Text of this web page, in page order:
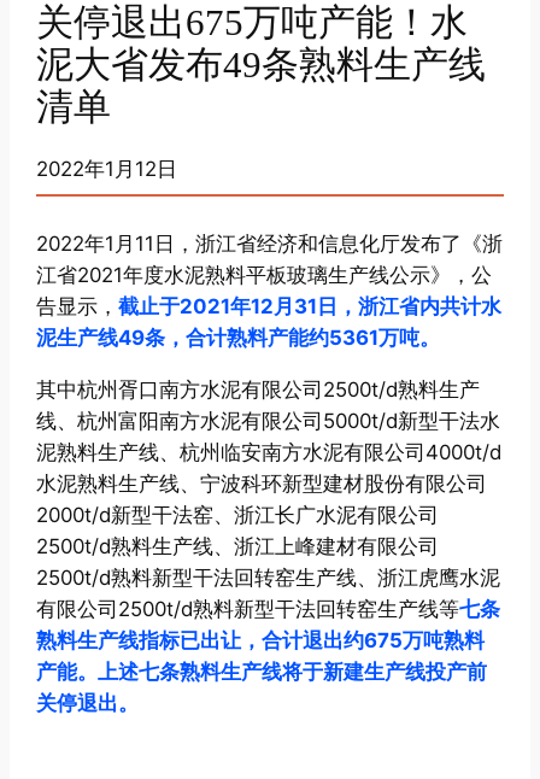
关停退出675万吨产能！水
泥大省发布49条熟料生产线
清单
2022年1月12日
2022年1月11日，浙江省经济和信息化厅发布了《浙
江省2021年度水泥熟料平板玻璃生产线公示》，公
告显示，截止于2021年12月31日，浙江省内共计水
泥生产线49条，合计熟料产能约5361万吨。
其中杭州胥口南方水泥有限公司2500t/d熟料生产
线、杭州富阳南方水泥有限公司5000t/d新型干法水
泥熟料生产线、杭州临安南方水泥有限公司4000t/d
水泥熟料生产线、宁波科环新型建材股份有限公司
2000t/d新型干法窑、浙江长广水泥有限公司
2500t/d熟料生产线、浙江上峰建材有限公司
2500t/d熟料新型干法回转窑生产线、浙江虎鹰水泥
有限公司2500t/d熟料新型干法回转窑生产线等七条
熟料生产线指标已出让，合计退出约675万吨熟料
产能。上述七条熟料生产线将于新建生产线投产前
关停退出。